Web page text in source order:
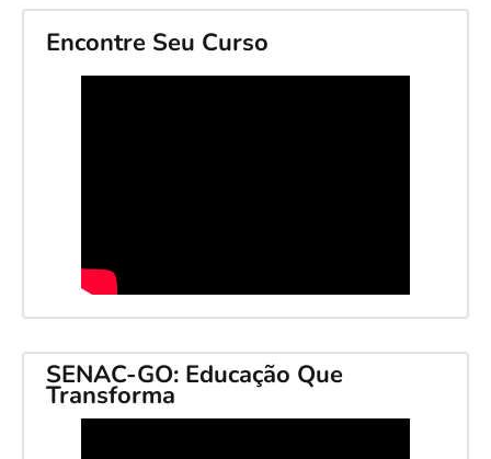
Encontre Seu Curso
SENAC-GO: Educação Que
Transforma